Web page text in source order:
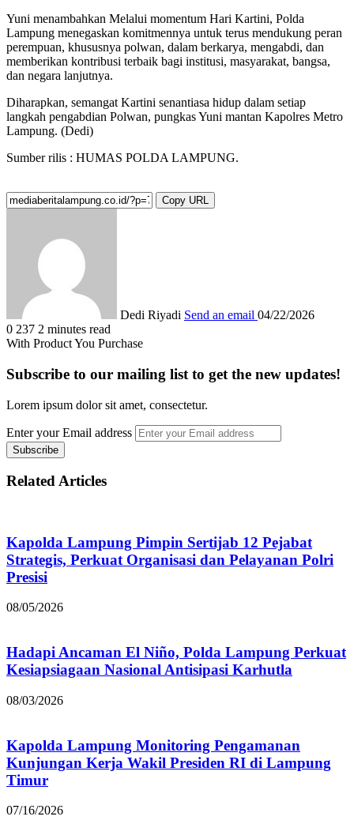
Yuni menambahkan Melalui momentum Hari Kartini, Polda
Lampung menegaskan komitmennya untuk terus mendukung peran
perempuan, khususnya polwan, dalam berkarya, mengabdi, dan
memberikan kontribusi terbaik bagi institusi, masyarakat, bangsa,
dan negara lanjutnya.
Diharapkan, semangat Kartini senantiasa hidup dalam setiap
langkah pengabdian Polwan, pungkas Yuni mantan Kapolres Metro
Lampung. (Dedi)
Sumber rilis : HUMAS POLDA LAMPUNG.
Copy URL
Dedi Riyadi Send an email 04/22/2026
0 237 2 minutes read
With Product You Purchase
Subscribe to our mailing list to get the new updates!
Lorem ipsum dolor sit amet, consectetur.
Enter your Email address
Related Articles
Kapolda Lampung Pimpin Sertijab 12 Pejabat
Strategis, Perkuat Organisasi dan Pelayanan Polri
Presisi
08/05/2026
Hadapi Ancaman El Niño, Polda Lampung Perkuat
Kesiapsiagaan Nasional Antisipasi Karhutla
08/03/2026
Kapolda Lampung Monitoring Pengamanan
Kunjungan Kerja Wakil Presiden RI di Lampung
Timur
07/16/2026